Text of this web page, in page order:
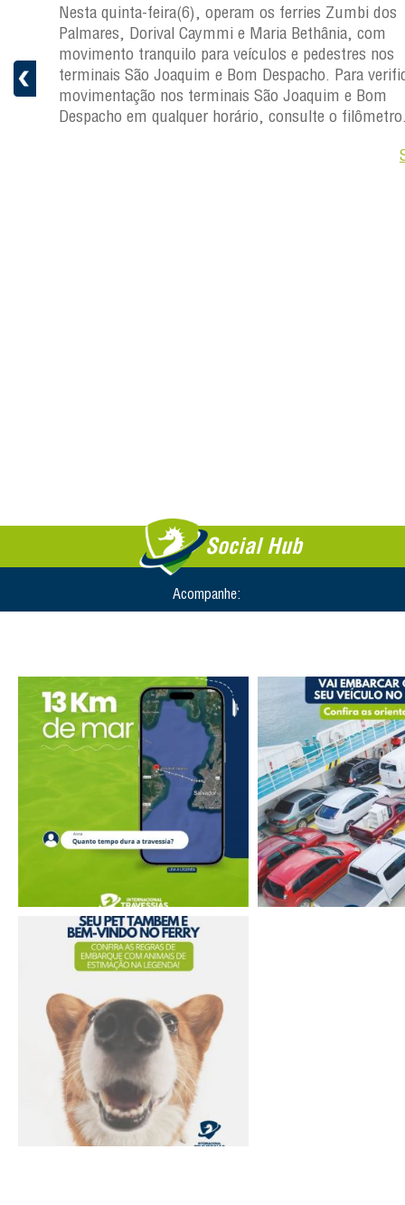
Nesta quinta-feira(6), operam os ferries Zumbi dos
Palmares, Dorival Caymmi e Maria Bethânia, com
movimento tranquilo para veículos e pedestres nos
terminais São Joaquim e Bom Despacho. Para
movimentação nos terminais São Joaquim e Bom
Despacho em qualquer horário, consulte o
Social Hub
Acompanhe: